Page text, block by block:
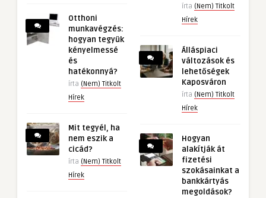
Otthoni
munkavégzés:
hogyan tegyük
kényelmessé
és
hatékonnyá?
írta (Nem) Titkolt
Hírek
Mit tegyél, ha
nem eszik a
cicád?
írta (Nem) Titkolt
Hírek
írta (Nem) Titkolt
Hírek
Álláspiaci
változások és
lehetőségek
Kaposváron
írta (Nem) Titkolt
Hírek
Hogyan
alakítják át
fizetési
szokásainkat a
bankkártyás
megoldások?